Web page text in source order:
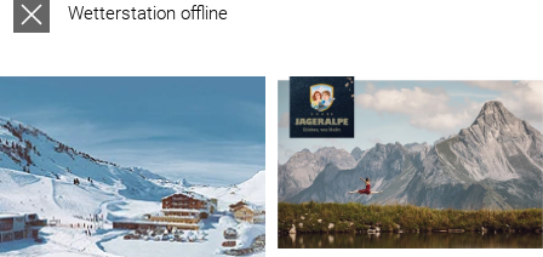
Wetterstation offline